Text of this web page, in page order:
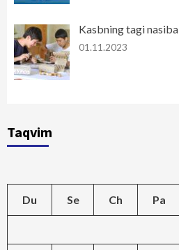
Kasbning tagi nasiba
01.11.2023
Taqvim
Du Se Ch Pa